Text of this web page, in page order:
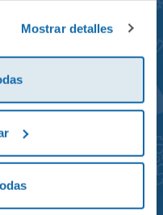
Mostrar detalles